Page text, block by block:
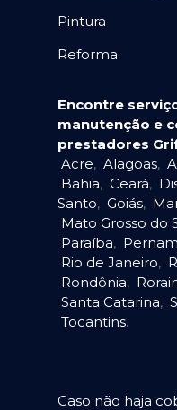
Pintura
Reforma
Encontre
manutenção e
prestadores
Acre, Alagoas,
Bahia, Ceará,
Santo, Goiás,
Mato Grosso do
Paraíba,
Rio de Janeiro,
Rondônia,
Santa Catarina,
Tocantins.
Caso não haja